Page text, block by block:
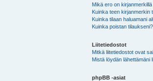
Mikä ero on
Kuinka teen kirjanmerkin
Kuinka tilaan haluamani
Kuinka poistan tilaukseni?
Liitetiedostot
Mitkä liitetiedostot ovat
Mistä löydän lähettämäni
phpBB -asiat